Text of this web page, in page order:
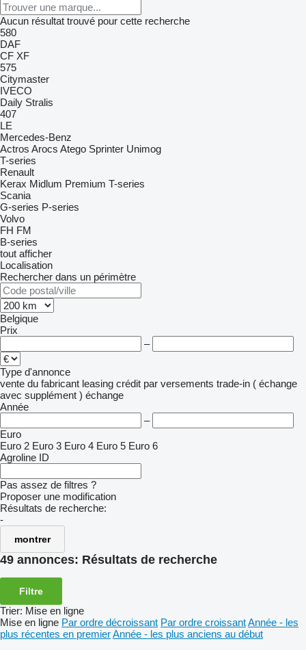
Aucun résultat trouvé pour cette recherche
580
DAF
CF XF
575
Citymaster
IVECO
Daily Stralis
407
LE
Mercedes-Benz
Actros Arocs Atego Sprinter Unimog
T-series
Renault
Kerax Midlum Premium T-series
Scania
G-series P-series
Volvo
FH FM
B-series
tout afficher
Localisation
Rechercher dans un périmètre
Belgique
Prix
–
Type d'annonce
vente du fabricant leasing crédit par versements trade-in ( échange
avec supplément ) échange
Année
–
Euro
Euro 2 Euro 3 Euro 4 Euro 5 Euro 6
Agroline ID
Pas assez de filtres ?
Proposer une modification
Résultats de recherche:
-
montrer
49 annonces: Résultats de recherche
Filtre
Trier: Mise en ligne
Mise en ligne Par ordre décroissant Par ordre croissantAnnée - les
plus récentes en premierAnnée - les plus anciens au début